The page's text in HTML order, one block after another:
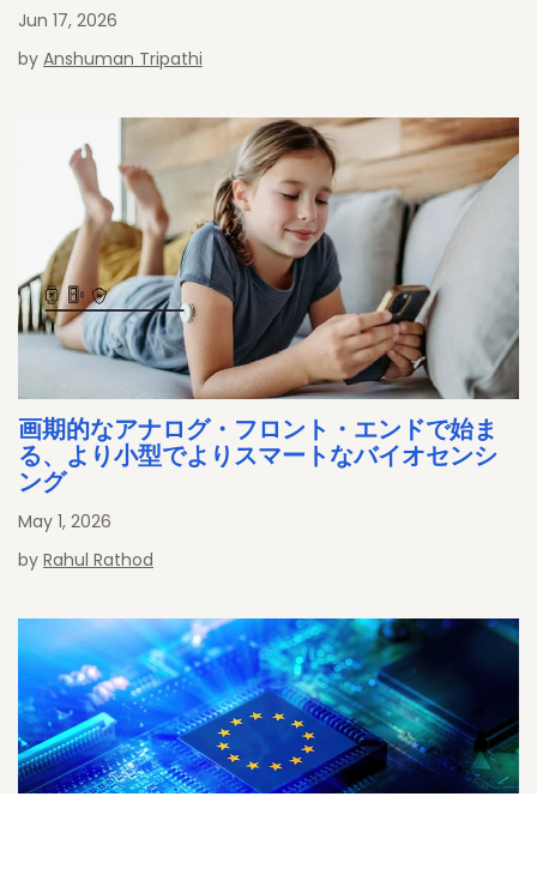
Jun 17, 2026
by Anshuman Tripathi
画期的なアナログ・フロント・エンドで始ま
る、より小型でよりスマートなバイオセンシ
ング
May 1, 2026
by Rahul Rathod